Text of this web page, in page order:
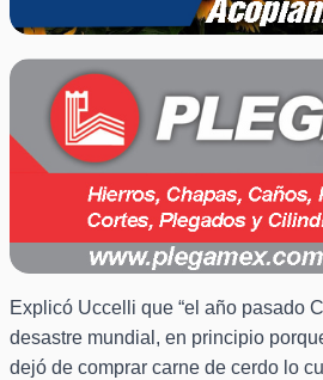
Explicó Uccelli que “el año pasado
desastre mundial, en principio
dejó de comprar carne de cerdo lo